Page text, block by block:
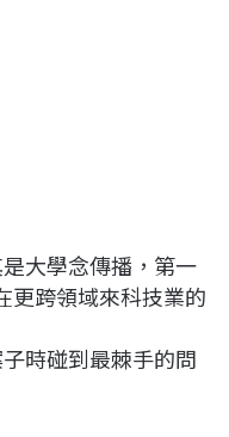
大學念傳播，第一
更跨領域來科技業的
時碰到最棘手的問